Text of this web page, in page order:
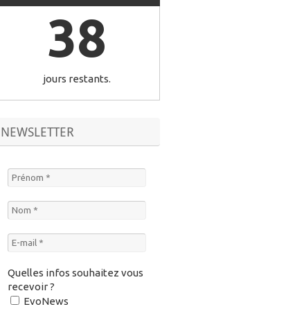
38
jours restants.
NEWSLETTER
Quelles infos souhaitez vous
recevoir ?
EvoNews